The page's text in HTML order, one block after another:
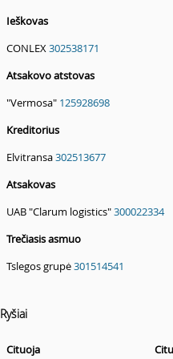
Ieškovas
CONLEX302538171
Atsakovo atstovas
"Vermosa" 125928698
Kreditorius
Elvitransa302513677
Atsakovas
UAB "Clarum logistics"300022334
Trečiasis asmuo
Tslegos grupė301514541
Ryšiai
Cituoja